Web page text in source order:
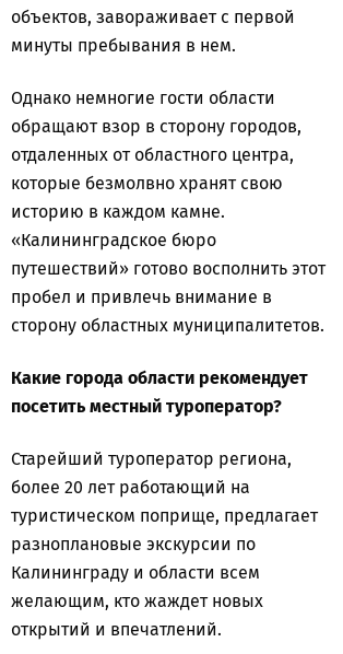
объектов, завораживает с первой
минуты пребывания в нем.
Однако немногие гости области
обращают взор в сторону городов,
отдаленных от областного центра,
которые безмолвно хранят свою
историю в каждом камне.
«Калининградское бюро
путешествий» готово восполнить этот
пробел и привлечь внимание в
сторону областных муниципалитетов.
Какие города области рекомендует
посетить местный туроператор?
Старейший туроператор региона,
более 20 лет работающий на
туристическом поприще, предлагает
разноплановые экскурсии по
Калининграду и области всем
желающим, кто жаждет новых
открытий и впечатлений.